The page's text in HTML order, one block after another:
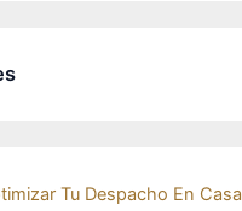
Tu Despacho En Casa